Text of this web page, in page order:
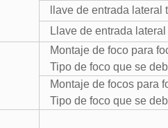
llave de entrada lateral
Llave de entrada
Montaje de foco para
Tipo de foco que se
Montaje de focos para
Tipo de foco que se